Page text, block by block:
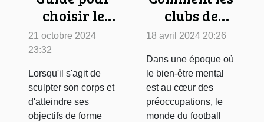
choisir le
brûleur de
graisse
adapté à vos
besoins
21 octobre 2024
23:32
Lorsqu'il s'agit de
sculpter son corps et
d'atteindre ses
objectifs de forme
clubs de
football
promeuvent-
ils la santé
mentale chez
les joueurs
18 avril 2024 20:26
Dans une époque où
le bien-être mental
est au cœur des
préoccupations, le
monde du football